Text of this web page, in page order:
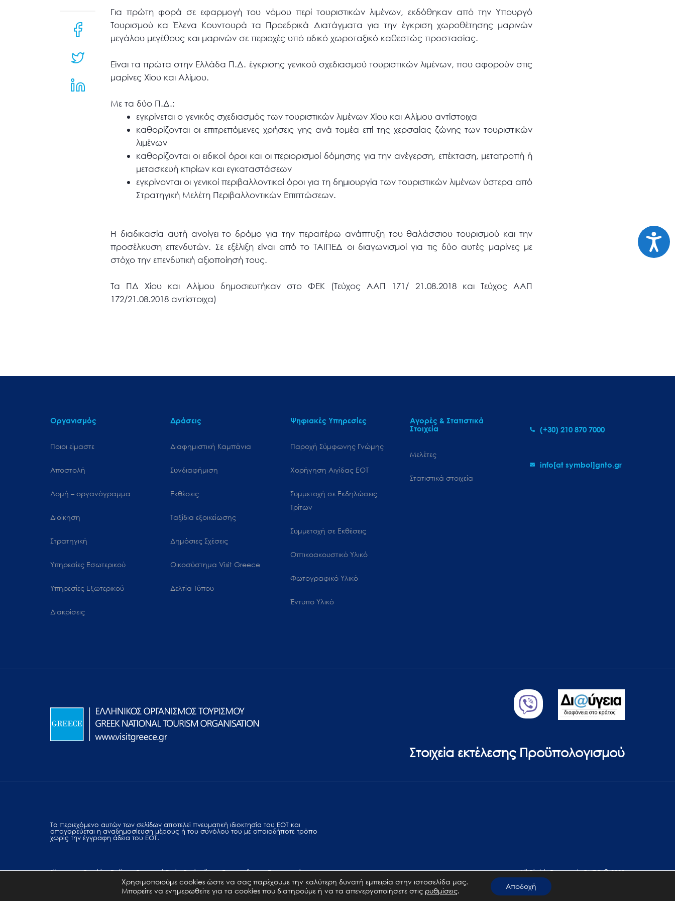
Για πρώτη φορά σε εφαρμογή του νόμου περί τουριστικών λιμένων, εκδόθηκαν από την Υπουργό
Τουρισμού κα Έλενα Κουντουρά τα Προεδρικά Διατάγματα για την έγκριση χωροθέτησης μαρινών
μεγάλου μεγέθους και μαρινών σε περιοχές υπό ειδικό χωροταξικό καθεστώς προστασίας.
Είναι τα πρώτα στην Ελλάδα Π.Δ. έγκρισης γενικού σχεδιασμού τουριστικών λιμένων, που αφορούν στις
μαρίνες Χίου και Αλίμου.
Με τα δύο Π.Δ.:
εγκρίνεται ο γενικός σχεδιασμός των τουριστικών λιμένων Χίου και Αλίμου αντίστοιχα
καθορίζονται οι επιτρεπόμενες χρήσεις γης ανά τομέα επί της χερσαίας ζώνης των τουριστικών
λιμένων
καθορίζονται οι ειδικοί όροι και οι περιορισμοί δόμησης για την ανέγερση, επέκταση, μετατροπή ή
μετασκευή κτιρίων και εγκαταστάσεων
εγκρίνονται οι γενικοί περιβαλλοντικοί όροι για τη δημιουργία των τουριστικών λιμένων ύστερα από
Στρατηγική Μελέτη Περιβαλλοντικών Επιπτώσεων.
Η διαδικασία αυτή ανοίγει το δρόμο για την περαιτέρω ανάπτυξη του θαλάσσιου τουρισμού και την
προσέλκυση επενδυτών. Σε εξέλιξη είναι από το ΤΑΙΠΕΔ οι διαγωνισμοί για τις δύο αυτές μαρίνες με
στόχο την επενδυτική αξιοποίησή τους.
Τα ΠΔ Χίου και Αλίμου δημοσιευτήκαν στο ΦΕΚ (Τεύχος ΑΑΠ 171/ 21.08.2018 και Τεύχος ΑΑΠ
172/21.08.2018 αντίστοιχα)
Οργανισμός
Ποιοι είμαστε
Αποστολή
Δομή – οργανόγραμμα
Διοίκηση
Στρατηγική
Υπηρεσίες Εσωτερικού
Υπηρεσίες Εξωτερικού
Διακρίσεις
Δράσεις
Διαφημιστική Καμπάνια
Συνδιαφήμιση
Εκθέσεις
Ταξίδια εξοικείωσης
Δημόσιες Σχέσεις
Oικοσύστημα Visit Greece
Δελτία Τύπου
Ψηφιακές Υπηρεσίες
Παροχή Σύμφωνης Γνώμης
Χορήγηση Αιγίδας ΕΟΤ
Συμμετοχή σε Εκδηλώσεις
Τρίτων
Συμμετοχή σε Εκθέσεις
Οπτικοακουστικό Υλικό
Φωτογραφικό Υλικό
Έντυπο Υλικό
Αγορές & Στατιστικά
Στοιχεία
Μελέτες
Στατιστικά στοιχεία
(+30) 210 870 7000
info[at symbol]gnto.gr
Στοιχεία εκτέλεσης Προϋπολογισμού
Το περιεχόμενο αυτών των σελίδων αποτελεί πvευματική ιδιοκτησία του ΕΟΤ και
απαγορεύεται η αναδημοσίευση μέρους ή του συνόλου του με οποιοδήποτε τρόπο
χωρίς την έγγραφη άδεια του ΕΟΤ.
Sitemap Cookies Policy Personal Data Protection Terms of use Επικοινωνία All Rights Reserved. GNTO © 2023
Χρησιμοποιούμε cookies ώστε να σας παρέχουμε την καλύτερη δυνατή εμπειρία στην ιστοσελίδα μας.
Μπορείτε να ενημερωθείτε για τα cookies που διατηρούμε ή να τα απενεργοποιήσετε στις ρυθμίσεις. Αποδοχή